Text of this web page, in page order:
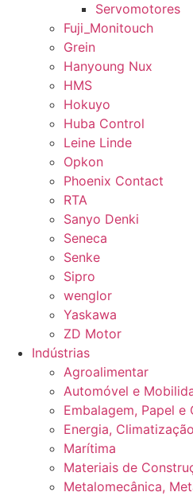
Servomotores
Fuji_Monitouch
Grein
Hanyoung Nux
HMS
Hokuyo
Huba Control
Leine Linde
Opkon
Phoenix Contact
RTA
Sanyo Denki
Seneca
Senke
Sipro
wenglor
Yaskawa
ZD Motor
Indústrias
Agroalimentar
Automóvel e
Embalagem, Papel e
Energia,
Marítima
Materiais de
Metalomecânica,